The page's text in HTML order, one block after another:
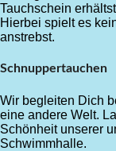
Tauchschein
Hierbei spielt es
anstrebst.
Schnuppertauchen
Wir begleiten Dich
eine andere Welt.
Schönheit unserer
Schwimmhalle.